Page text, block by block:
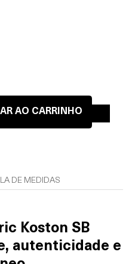
AO CARRINHO
DE MEDIDAS
Koston SB
autenticidade e